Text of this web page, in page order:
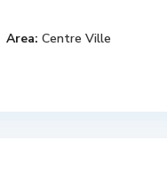
Area: Centre Ville